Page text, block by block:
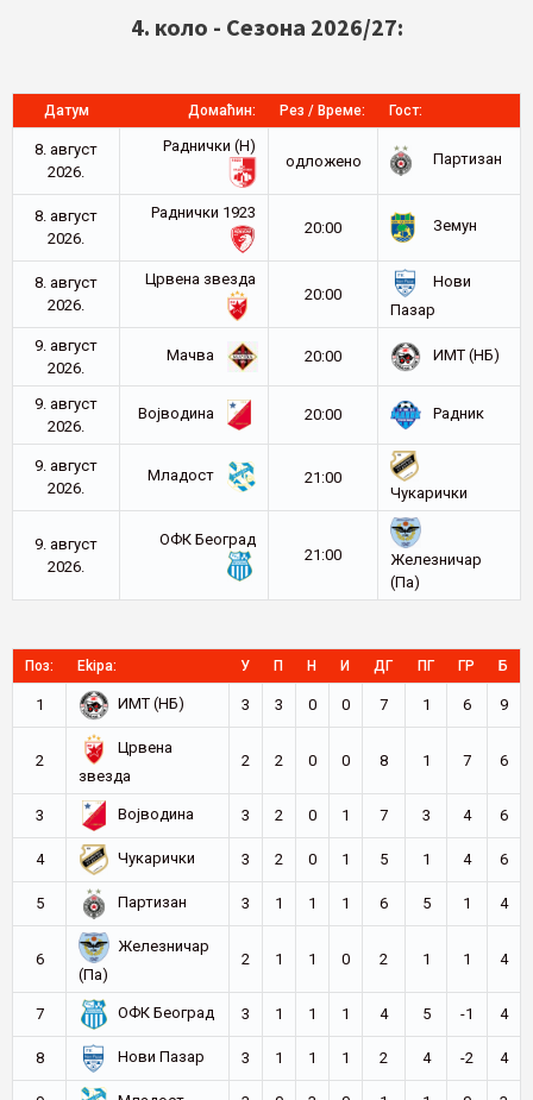
4. коло - Сезона 2026/27:
Датум Домаћин: Рез / Време: Гост:
8. август
2026.
Раднички (Н)
oдложено
Партизан
8. август
2026.
Раднички 1923
20:00
Земун
8. август
2026.
Црвена звезда
20:00
Нови
Пазар
9. август
2026.
Мачва 20:00 ИМТ (НБ)
9. август
2026.
Војводина 20:00 Радник
9. август
2026.
Младост
21:00
Чукарички
9. август
2026.
ОФК Београд
21:00
Железничар
(Па)
Поз: Ekipa: У П Н И ДГ ПГ ГР Б
1 ИМТ (НБ) 3 3 0 0 7 1 6 9
2
Црвена
звезда
2 2 0 0 8 1 7 6
3 Војводина 3 2 0 1 7 3 4 6
4 Чукарички 3 2 0 1 5 1 4 6
5 Партизан 3 1 1 1 6 5 1 4
6
Железничар
(Па)
2 1 1 0 2 1 1 4
7 ОФК Београд 3 1 1 1 4 5 -1 4
8 Нови Пазар 3 1 1 1 2 4 -2 4